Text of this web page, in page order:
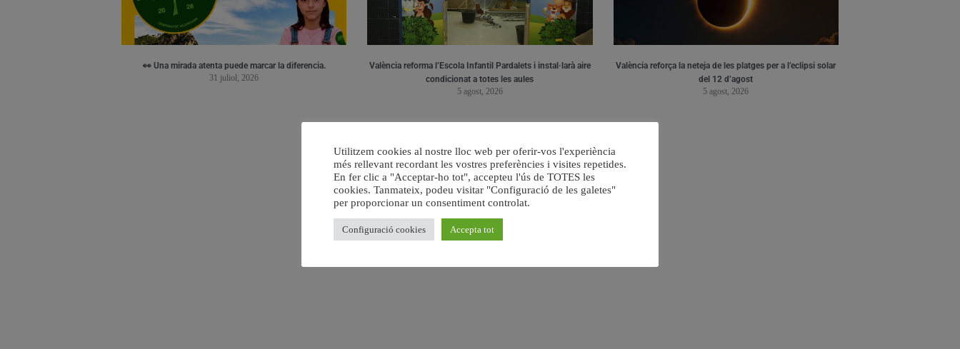
👀 Una mirada atenta puede marcar la diferencia.
31 juliol, 2026
València reforma l’Escola Infantil Pardalets i instal·larà aire
condicionat a totes les aules
5 agost, 2026
València reforça la neteja de les platges per a l’eclipsi solar
del 12 d’agost
5 agost, 2026
Utilitzem cookies al nostre lloc web per oferir-vos l'experiència
més rellevant recordant les vostres preferències i visites repetides.
En fer clic a "Acceptar-ho tot", accepteu l'ús de TOTES les
cookies. Tanmateix, podeu visitar "Configuració de les galetes"
per proporcionar un consentiment controlat.
Configuració cookies Accepta tot